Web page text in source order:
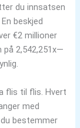
du innsatsen
beskjed
€2 millioner
2,542,251x—
flis til flis. Hvert
med
bestemmer